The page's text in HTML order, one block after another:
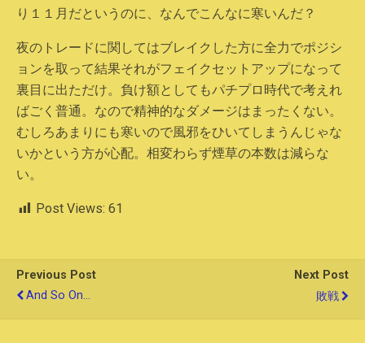
り１１月だというのに、なんでこんなに寒いんだ？
夜のトレードに関してはブレイクした方に全力でポジシ
ョンを取って結果それがフェイクセットアップになって
裏目に出ただけ。負け額としてもパチプロ時代で考えれ
ばごく普通。なので精神的なダメージはまったくない。
むしろあまりにも寒いので風邪をひいてしまうんじゃな
いかという方が心配。相変わらず煙草の本数は減らな
い。
Post Views: 61
Previous Post
And So On...
Next Post
敗戦